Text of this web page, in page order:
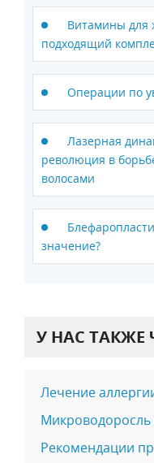
Витамины для
подходящий
Операции по
Лазерная
революция в
волосами
значение?
У НАС ТАКЖЕ
Лечение
Микроводоросль
Рекомендации